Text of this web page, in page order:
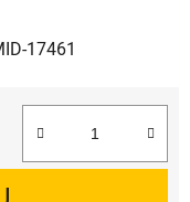
17461